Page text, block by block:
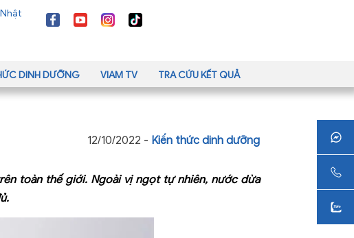
DINH DƯỠNG VIAM TV TRA CỨU KẾT QUẢ
12/10/2022 - Kiến thức dinh dưỡng
toàn thế giới. Ngoài vị ngọt tự nhiên, nước dừa